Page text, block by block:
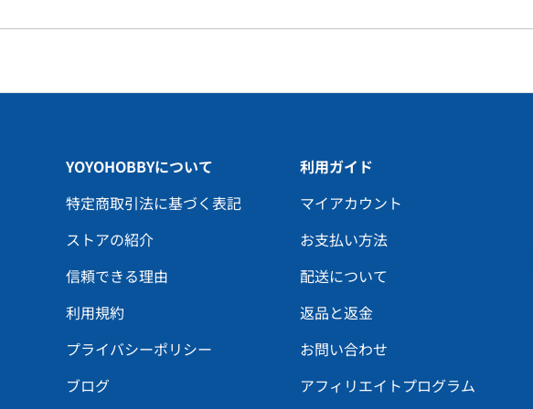
YOYOHOBBYについて
特定商取引法に基づく表記
ストアの紹介
信頼できる理由
利用規約
プライバシーポリシー
ブログ
利用ガイド
マイアカウント
お支払い方法
配送について
返品と返金
お問い合わせ
アフィリエイトプログラム